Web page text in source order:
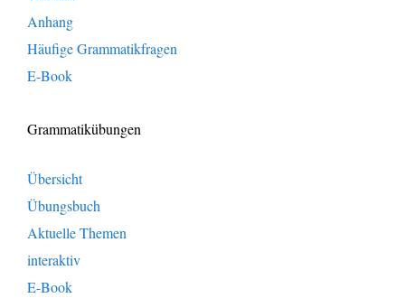
Anhang
Häufige Grammatikfragen
E-Book
Grammatikübungen
Übersicht
Übungsbuch
Aktuelle Themen
interaktiv
E-Book